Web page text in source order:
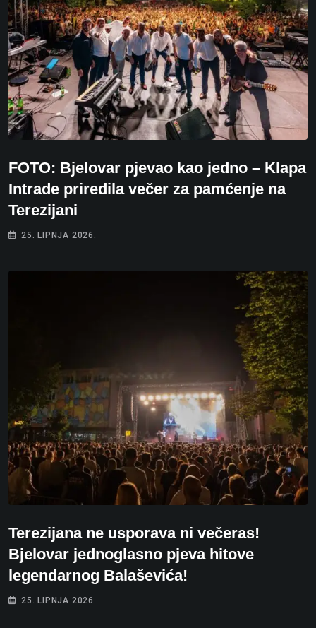
FOTO: Bjelovar pjevao kao jedno – Klapa
Intrade priredila večer za pamćenje na
Terezijani
25. LIPNJA 2026.
Terezijana ne usporava ni večeras!
Bjelovar jednoglasno pjeva hitove
legendarnog Balaševića!
25. LIPNJA 2026.